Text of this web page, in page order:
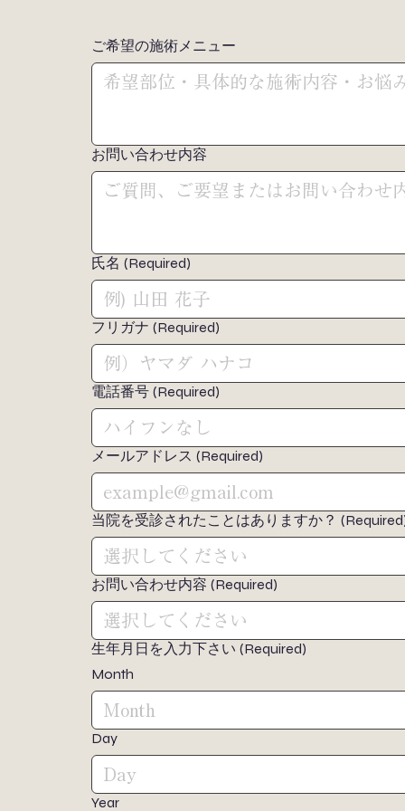
ご希望の施術メニュー
お問い合わせ内容
氏名 (Required)
フリガナ (Required)
電話番号 (Required)
メールアドレス (Required)
当院を受診されたことはありますか？
選択してください
お問い合わせ内容 (Required)
選択してください
生年月日を入力下さい (Required)
Month
Month
Day
Year